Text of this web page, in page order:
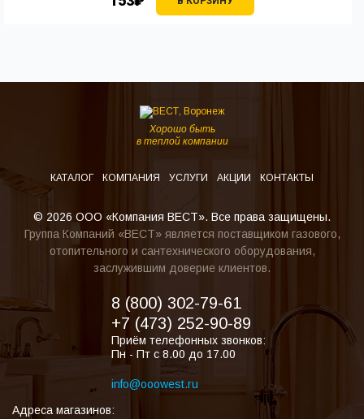
Хорошо быть
в теплой компании
КАТАЛОГ КОМПАНИЯ УСЛУГИ АКЦИИ КОНТАКТЫ
© 2026 ООО «Компания ВЕСТ». Все права защищены.
Группа Компаний «ВЕСТ» является поставщиком газового,
отопительного и сантехнического оборудования,
заслужившим доверие клиентов.
8 (800) 302-79-61
+7 (473) 252-90-89
Приём телефонных звонков:
Пн - Пт с 8.00 до 17.00
info@ooowest.ru
Адреса магазинов: